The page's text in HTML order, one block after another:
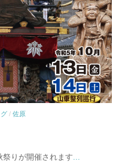
/佐原
りが開催されます